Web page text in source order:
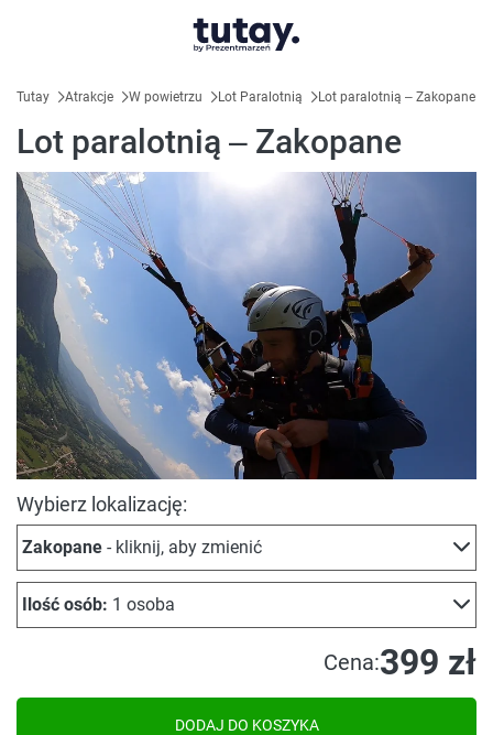
Tutay Atrakcje W powietrzu Lot Paralotnią Lot paralotnią – Zakopane
Lot paralotnią – Zakopane
Wybierz lokalizację:
Zakopane - kliknij, aby zmienić
Ilość osób: 1 osoba
Cena:399 zł
DODAJ DO KOSZYKA